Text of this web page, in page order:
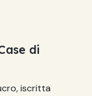
di
iscritta